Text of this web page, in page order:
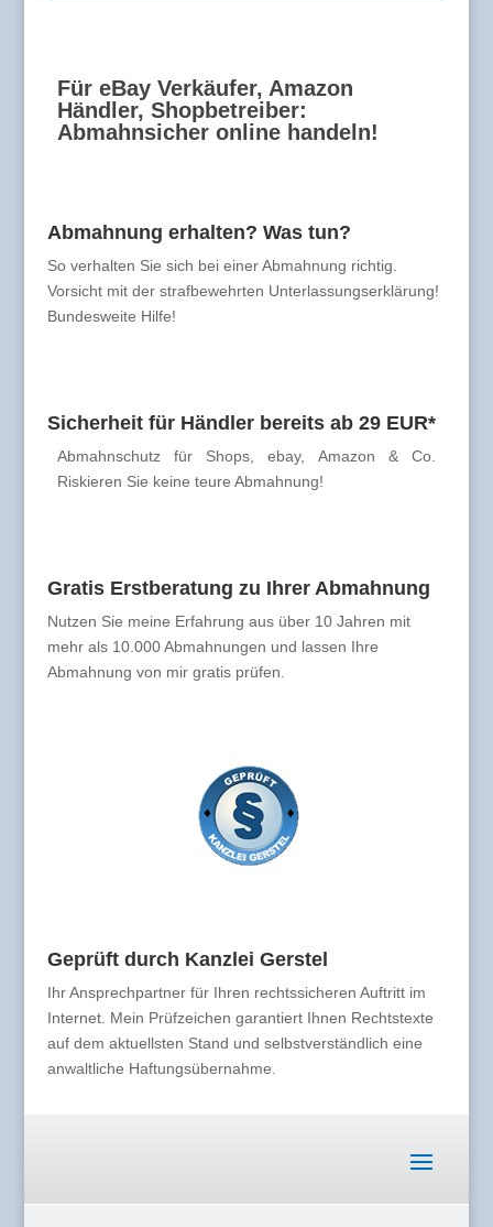
Für eBay Verkäufer, Amazon
Händler, Shopbetreiber:
Abmahnsicher online handeln!
Abmahnung erhalten? Was tun?
So verhalten Sie sich bei einer Abmahnung richtig.
Vorsicht mit der strafbewehrten Unterlassungserklärung!
Bundesweite Hilfe!
Sicherheit für Händler bereits ab 29 EUR*
Abmahnschutz für Shops, ebay, Amazon & Co.
Riskieren Sie keine teure Abmahnung!
Gratis Erstberatung zu Ihrer Abmahnung
Nutzen Sie meine Erfahrung aus über 10 Jahren mit
mehr als 10.000 Abmahnungen und lassen Ihre
Abmahnung von mir gratis prüfen.
Geprüft durch Kanzlei Gerstel
Ihr Ansprechpartner für Ihren rechtssicheren Auftritt im
Internet. Mein Prüfzeichen garantiert Ihnen Rechtstexte
auf dem aktuellsten Stand und selbstverständlich eine
anwaltliche Haftungsübernahme.